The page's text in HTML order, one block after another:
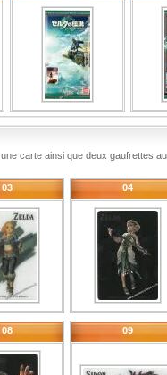
carte ainsi que deux gaufrettes
03 04
08 09